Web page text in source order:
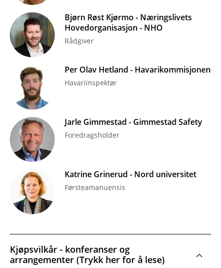
Bjørn Røst Kjørmo - Næringslivets
Hovedorganisasjon - NHO
Rådgiver
Per Olav Hetland - Havarikommisjonen
Havariinspektør
Jarle Gimmestad - Gimmestad Safety
Foredragsholder
Katrine Grinerud - Nord universitet
Førsteamanuensis
Kjøpsvilkår - konferanser og
arrangementer (Trykk her for å lese)